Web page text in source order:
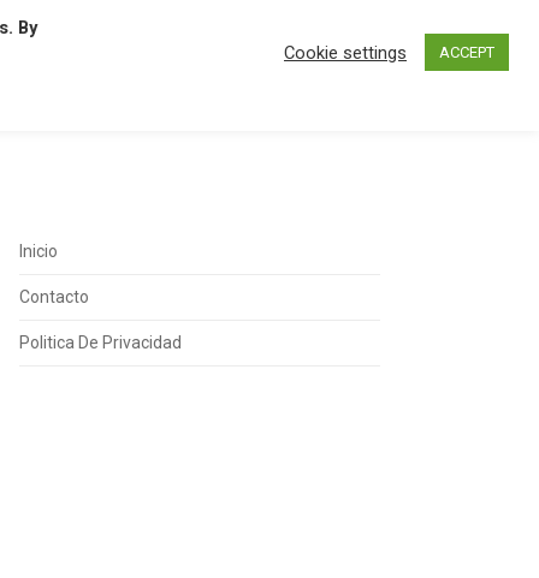
N
Inicio
Contacto
Politica De Privacidad
By
Cookie settings ACCEPT